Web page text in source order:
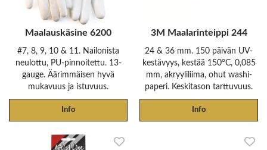
Maalauskäsine 6200
#7, 8, 9, 10 & 11. Nailonista
neulottu, PU-pinnoitettu. 13-
gauge. Äärimmäisen hyvä
mukavuus ja istuvuus.
Info
3M Maalarinteippi 244
24 & 36 mm. 150 päivän UV-
kestävyys, kestää 150°C, 0,085
mm, akryyliliima, ohut washi-
paperi. Keskitason tarttuvuus.
Info